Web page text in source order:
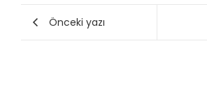
Önceki yazı